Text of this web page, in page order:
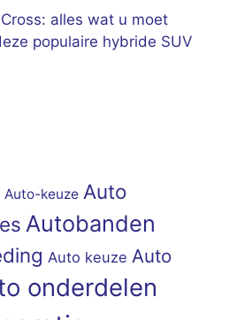
alles wat u moet
populaire hybride SUV
Auto-keuze Auto
Autobanden
Auto keuze Auto
onderdelen